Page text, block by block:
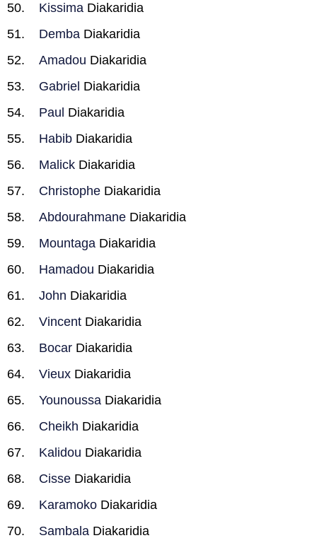
Kissima Diakaridia
Demba Diakaridia
Amadou Diakaridia
Gabriel Diakaridia
Paul Diakaridia
Habib Diakaridia
Malick Diakaridia
Christophe Diakaridia
Abdourahmane Diakaridia
Mountaga Diakaridia
Hamadou Diakaridia
John Diakaridia
Vincent Diakaridia
Bocar Diakaridia
Vieux Diakaridia
Younoussa Diakaridia
Cheikh Diakaridia
Kalidou Diakaridia
Cisse Diakaridia
Karamoko Diakaridia
Sambala Diakaridia